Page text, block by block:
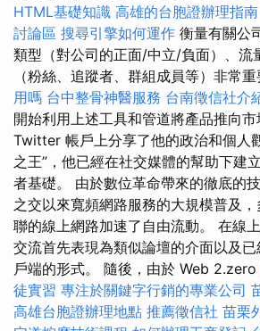
HTML基礎知識 高雄的台胞證辦理指南
討論區 搜尋引擎如何運作 衡量有關公
類型（對公司的正面/中立/負面）、流
（粉絲、追蹤者、群組成員等）非常重
用嗎 台中整骨神醫服務 台南徵信社介
開始利用上述工具和管道將產品推向
Twitter 帳戶上分享了他的政治和個人
之王”，他已經在社交媒體的幫助下建
者基礎。 由於數位革命帶來的徹底的
之交以來寬頻網路服務的大規模普及
聯的線上網路加速了自由流動。 在線
交流首先表現為類似論壇的介面以及
戶端的形式。 隨後，由於 Web 2.zero
徒實習 專注於關鍵字行銷的專業公司
高雄台胞證辦理地點 推薦徵信社 苗栗